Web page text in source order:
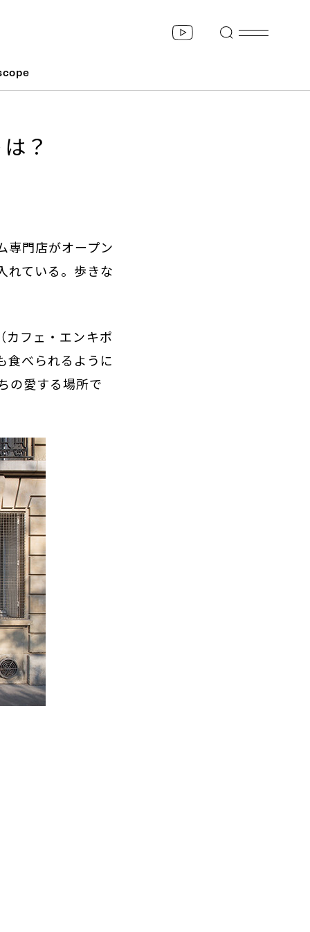
？
専門店がオープン
れている。歩きな
フェ・エンキポ
食べられるように
の愛する場所で